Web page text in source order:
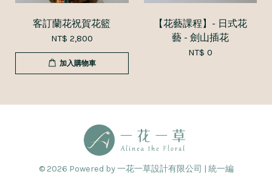
客訂蘭花祝賀花籃
NT$ 2,800
加入購物車
【花藝課程】- 日式花
藝 - 劍山插花
NT$ 0
© 2026 Powered by 一花一草設計有限公司 | 統一編